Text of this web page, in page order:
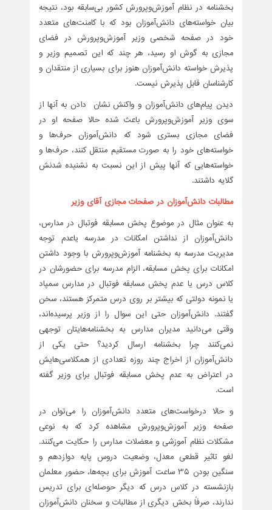
بخشنامه در نظام آموزش‌وپرورش کشور بی‌سابقه بود، نتیجه
بیان خواسته‌های دانش‌آموزان بود که با کامنت‌های متعدد
خود در صفحه شخصی وزیر آموز‌ش‌وپرورش در فضای
مجازی به گوش او رسید، هر چند که این تصمیم وزیر و
پذیرش خواسته دانش‌آموزان هنوز برای بسیاری از منتقدان و
کارشناسان قابل پذیرش نیست.
دیدن پیام‌های دانش‌آموزان و واکنش نشان دادن به آنها از
سوی وزیر آموزش‌وپرورش باعث شده حالا صفحه‌ او در
فضای مجازی بستری شود که دانش‌آموزان حرف‌ها و
خواسته‌های خود را به صورت مستقیم منتقل کنند، حرف‌ها و
خواسته‌هایی که آنها پیش از این نسبت به نشنیده شدنش
گلایه داشتند.
مطالبات دانش‌آموزان در صفحات مجازی آقای وزیر
به عنوان مثال در موضوع پخش مسابقه فوتبال در مدارس،
دانش‌آموزان از نداشتن امکانات در مدرسه یاعدم توجه
مدیریت مدرسه به بخشنامه آموزش‌وپرورش با وجود داشتن
امکانات برای پخش مسابقه، الزام مدرسه برای حضورشان در
کلاس درس یا عدم پخش مسابقه فوتبال در مدارس سمپاد
یا نمونه دولتی که بیشتر بر روی درس متمرکز هستند، سخن
گفتند. دانش‌آموزان حتی این سوال را از وزیر پرسیده‌اند،
وقتی می‌دانید مدیران مدارس به بخشنامه‌هایتان توجهی
نمی‌کنند چرا بخشنامه ارسال کردید؟ حتی یکی از
دانش‌آموزان از اخراج چند روزه تعدادی از همکلاسی‌هایش
در اعتراض به عدم پخش مسابقه فوتبال برای وزیر گفته
است.
و حالا درخواست‌های متعدد دانش‌آموزان را می‌توان در
صفحه وزیر آموزش‌وپرورش مشاهده کرد که به نوعی
مشکلات نظام آموزشی و معضلات مدارس را حکایت می‌کنند.
لغو تاثیر قطعی معدل، وضعیت دروس پایه دوازدهم و
سنگین بودن 35 ساعت آموزش برای بچه‌ها، حضور معلمان
بازنشسته در کلاس درس که دیگر حوصله‌ای برای تدریس
ندارند، صرفاً بخش دیگری از مطالبات و سخنان دانش‌آموزان